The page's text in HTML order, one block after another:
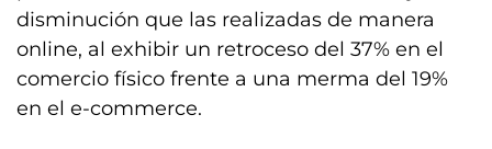
disminución que las realizadas de manera
online, al exhibir un retroceso del 37% en el
comercio físico frente a una merma del 19%
en el e-commerce.